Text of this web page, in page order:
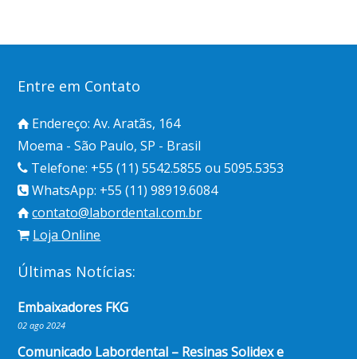
Entre em Contato
Endereço: Av. Aratãs, 164
Moema - São Paulo, SP - Brasil
Telefone: +55 (11) 5542.5855 ou 5095.5353
WhatsApp: +55 (11) 98919.6084
contato@labordental.com.br
Loja Online
Últimas Notícias:
Embaixadores FKG
02 ago 2024
Comunicado Labordental – Resinas Solidex e